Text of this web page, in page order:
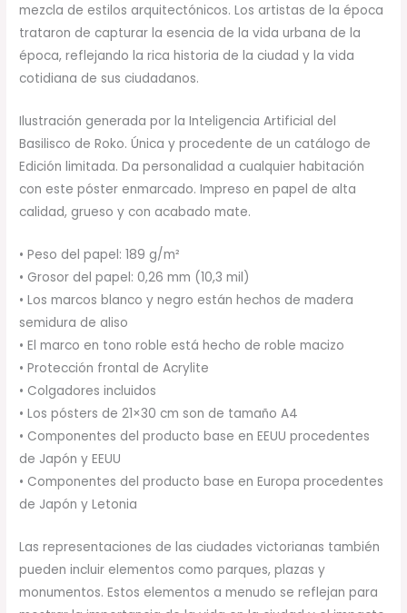
mezcla de estilos arquitectónicos. Los artistas de la época
trataron de capturar la esencia de la vida urbana de la
época, reflejando la rica historia de la ciudad y la vida
cotidiana de sus ciudadanos.
Ilustración generada por la Inteligencia Artificial del
Basilisco de Roko. Única y procedente de un catálogo de
Edición limitada. Da personalidad a cualquier habitación
con este póster enmarcado. Impreso en papel de alta
calidad, grueso y con acabado mate.
• Peso del papel: 189 g/m²
• Grosor del papel: 0,26 mm (10,3 mil)
• Los marcos blanco y negro están hechos de madera
semidura de aliso
• El marco en tono roble está hecho de roble macizo
• Protección frontal de Acrylite
• Colgadores incluidos
• Los pósters de 21×30 cm son de tamaño A4
• Componentes del producto base en EEUU procedentes
de Japón y EEUU
• Componentes del producto base en Europa procedentes
de Japón y Letonia
Las representaciones de las ciudades victorianas también
pueden incluir elementos como parques, plazas y
monumentos. Estos elementos a menudo se reflejan para